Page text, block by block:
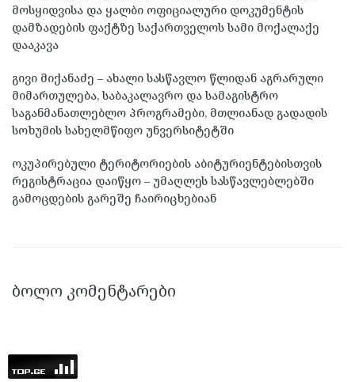
მოსყიდვისა და ყალბი ოფიციალური დოკუმენტის
დამზადების ფაქტზე საქართველოს სამი მოქალაქე
დააკავა
გივი მიქანაძე – ახალი სასწავლო წლიდან აგრარული
მიმართულება, საბაკალავრო და სამაგისტრო
საგანმანათლებლო პროგრამები, მთლიანად გადადის
სოხუმის სახელმწიფო უნვერსიტეტში
ოკუპირებული ტერიტორიების აბიტურიენტებისთვის
რეგისტრაცია დაიწყო – უმაღლეს სასწავლებლებში
გამოცდების გარეშე ჩაირიცხებიან
ᲑᲝᲚᲝ ᲙᲝᲛᲔᲜᲢᲐᲠᲔᲑᲘ